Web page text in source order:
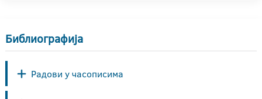
Библиографија
Радови у часописима